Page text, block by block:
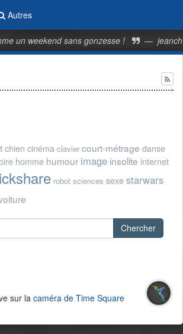
Autres
un weekend sans gonzesse ! — jeanch
chien cinéma clavier court-métrage danse
homme humour image insolite internet
robot sciences sexe starwars
Chercher
sur lacaméra de Time Square